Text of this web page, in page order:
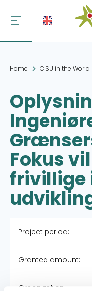
Home CISU in the World
Fokus
frivillige
Project period:
Granted amount:
Organization: